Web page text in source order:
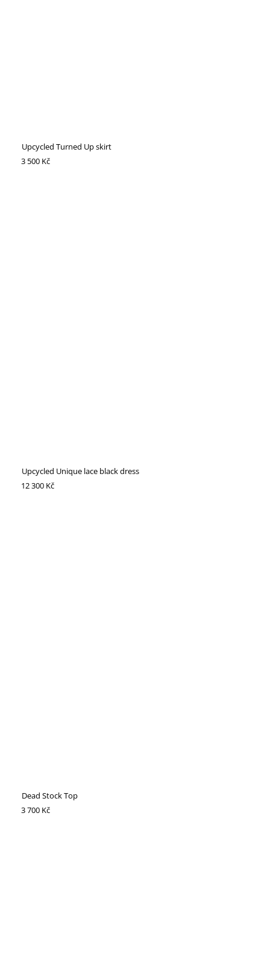
Upcycled Turned Up skirt
3 500 Kč
Upcycled Unique lace black dress
12 300 Kč
Dead Stock Top
3 700 Kč